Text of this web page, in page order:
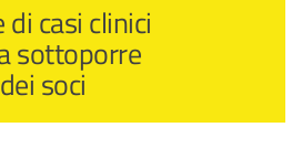
casi clinici
sottoporre
soci